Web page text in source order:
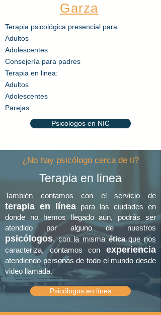
Garza
Terapia psicológica presencial para:
Adultos​
Adolescentes
Consejería para padres
Terapia en linea:
Adultos​
Adolescentes
Parejas
Psicologos en NIC
¿No hay psicólogo cerca de ti?
Terapia en línea
También contamos con el servicio de
terapia en línea para las ciudades en
donde no hemos llegado aun, podrás ser
atendido por alguno de nuestros
psicólogos, con la mismaéticaque nos
caracteriza, contamos con experiencia
atendiendo personas de todo el mundo desde
video llamada.
Psicólogos en línea